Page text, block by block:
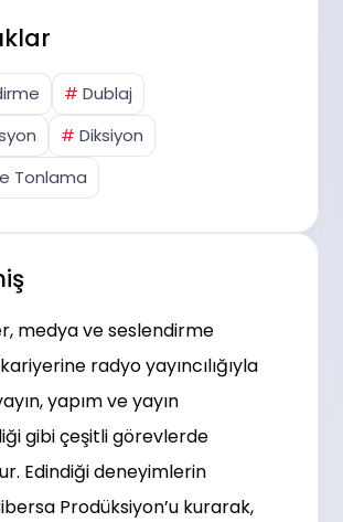
# Dublaj
# Diksiyon
Tonlama
medya ve seslendirme
radyo yayıncılığıyla
yapım ve yayın
gibi çeşitli görevlerde
Edindiği deneyimlerin
Prodüksiyon’u kurarak,